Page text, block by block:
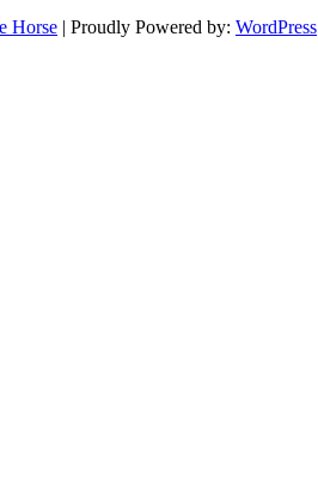
Horse | Proudly Powered by: WordPress